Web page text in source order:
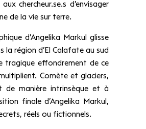
chercheur.se.s d’envisager
de la vie sur terre.
d’Angelika Markul glisse
la région d’El Calafate au sud
tragique effondrement de ce
Comète et glaciers,
de manière intrinsèque et à
finale d’Angelika Markul,
réels ou fictionnels.